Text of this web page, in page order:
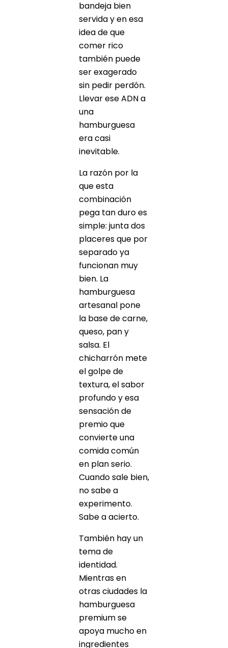
bandeja bien
servida y en esa
idea de que
comer rico
también puede
ser exagerado
sin pedir perdón.
Llevar ese ADN a
una
hamburguesa
era casi
inevitable.
La razón por la
que esta
combinación
pega tan duro es
simple: junta dos
placeres que por
separado ya
funcionan muy
bien. La
hamburguesa
artesanal pone
la base de carne,
queso, pan y
salsa. El
chicharrón mete
el golpe de
textura, el sabor
profundo y esa
sensación de
premio que
convierte una
comida común
en plan serio.
Cuando sale bien,
no sabe a
experimento.
Sabe a acierto.
También hay un
tema de
identidad.
Mientras en
otras ciudades la
hamburguesa
premium se
apoya mucho en
ingredientes